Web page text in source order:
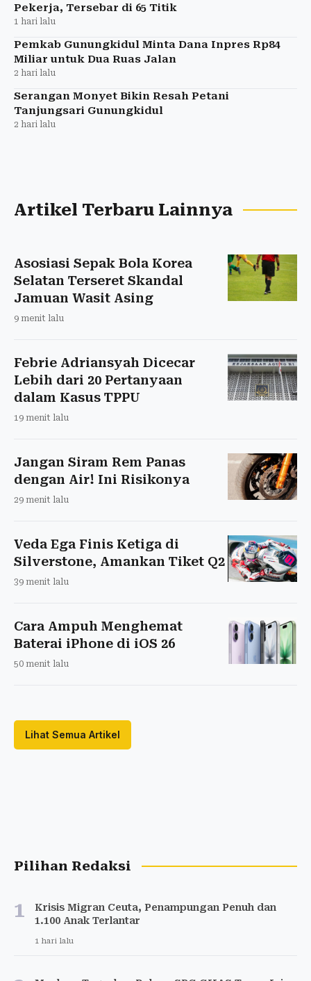
Pekerja, Tersebar di 65 Titik
1 hari lalu
Pemkab Gunungkidul Minta Dana Inpres Rp84
Miliar untuk Dua Ruas Jalan
2 hari lalu
Serangan Monyet Bikin Resah Petani
Tanjungsari Gunungkidul
2 hari lalu
Artikel Terbaru Lainnya
Asosiasi Sepak Bola Korea
Selatan Terseret Skandal
Jamuan Wasit Asing
9 menit lalu
Febrie Adriansyah Dicecar
Lebih dari 20 Pertanyaan
dalam Kasus TPPU
19 menit lalu
Jangan Siram Rem Panas
dengan Air! Ini Risikonya
29 menit lalu
Veda Ega Finis Ketiga di
Silverstone, Amankan Tiket Q2
39 menit lalu
Cara Ampuh Menghemat
Baterai iPhone di iOS 26
50 menit lalu
Lihat Semua Artikel
Pilihan Redaksi
1
Krisis Migran Ceuta, Penampungan Penuh dan
1.100 Anak Terlantar
1 hari lalu